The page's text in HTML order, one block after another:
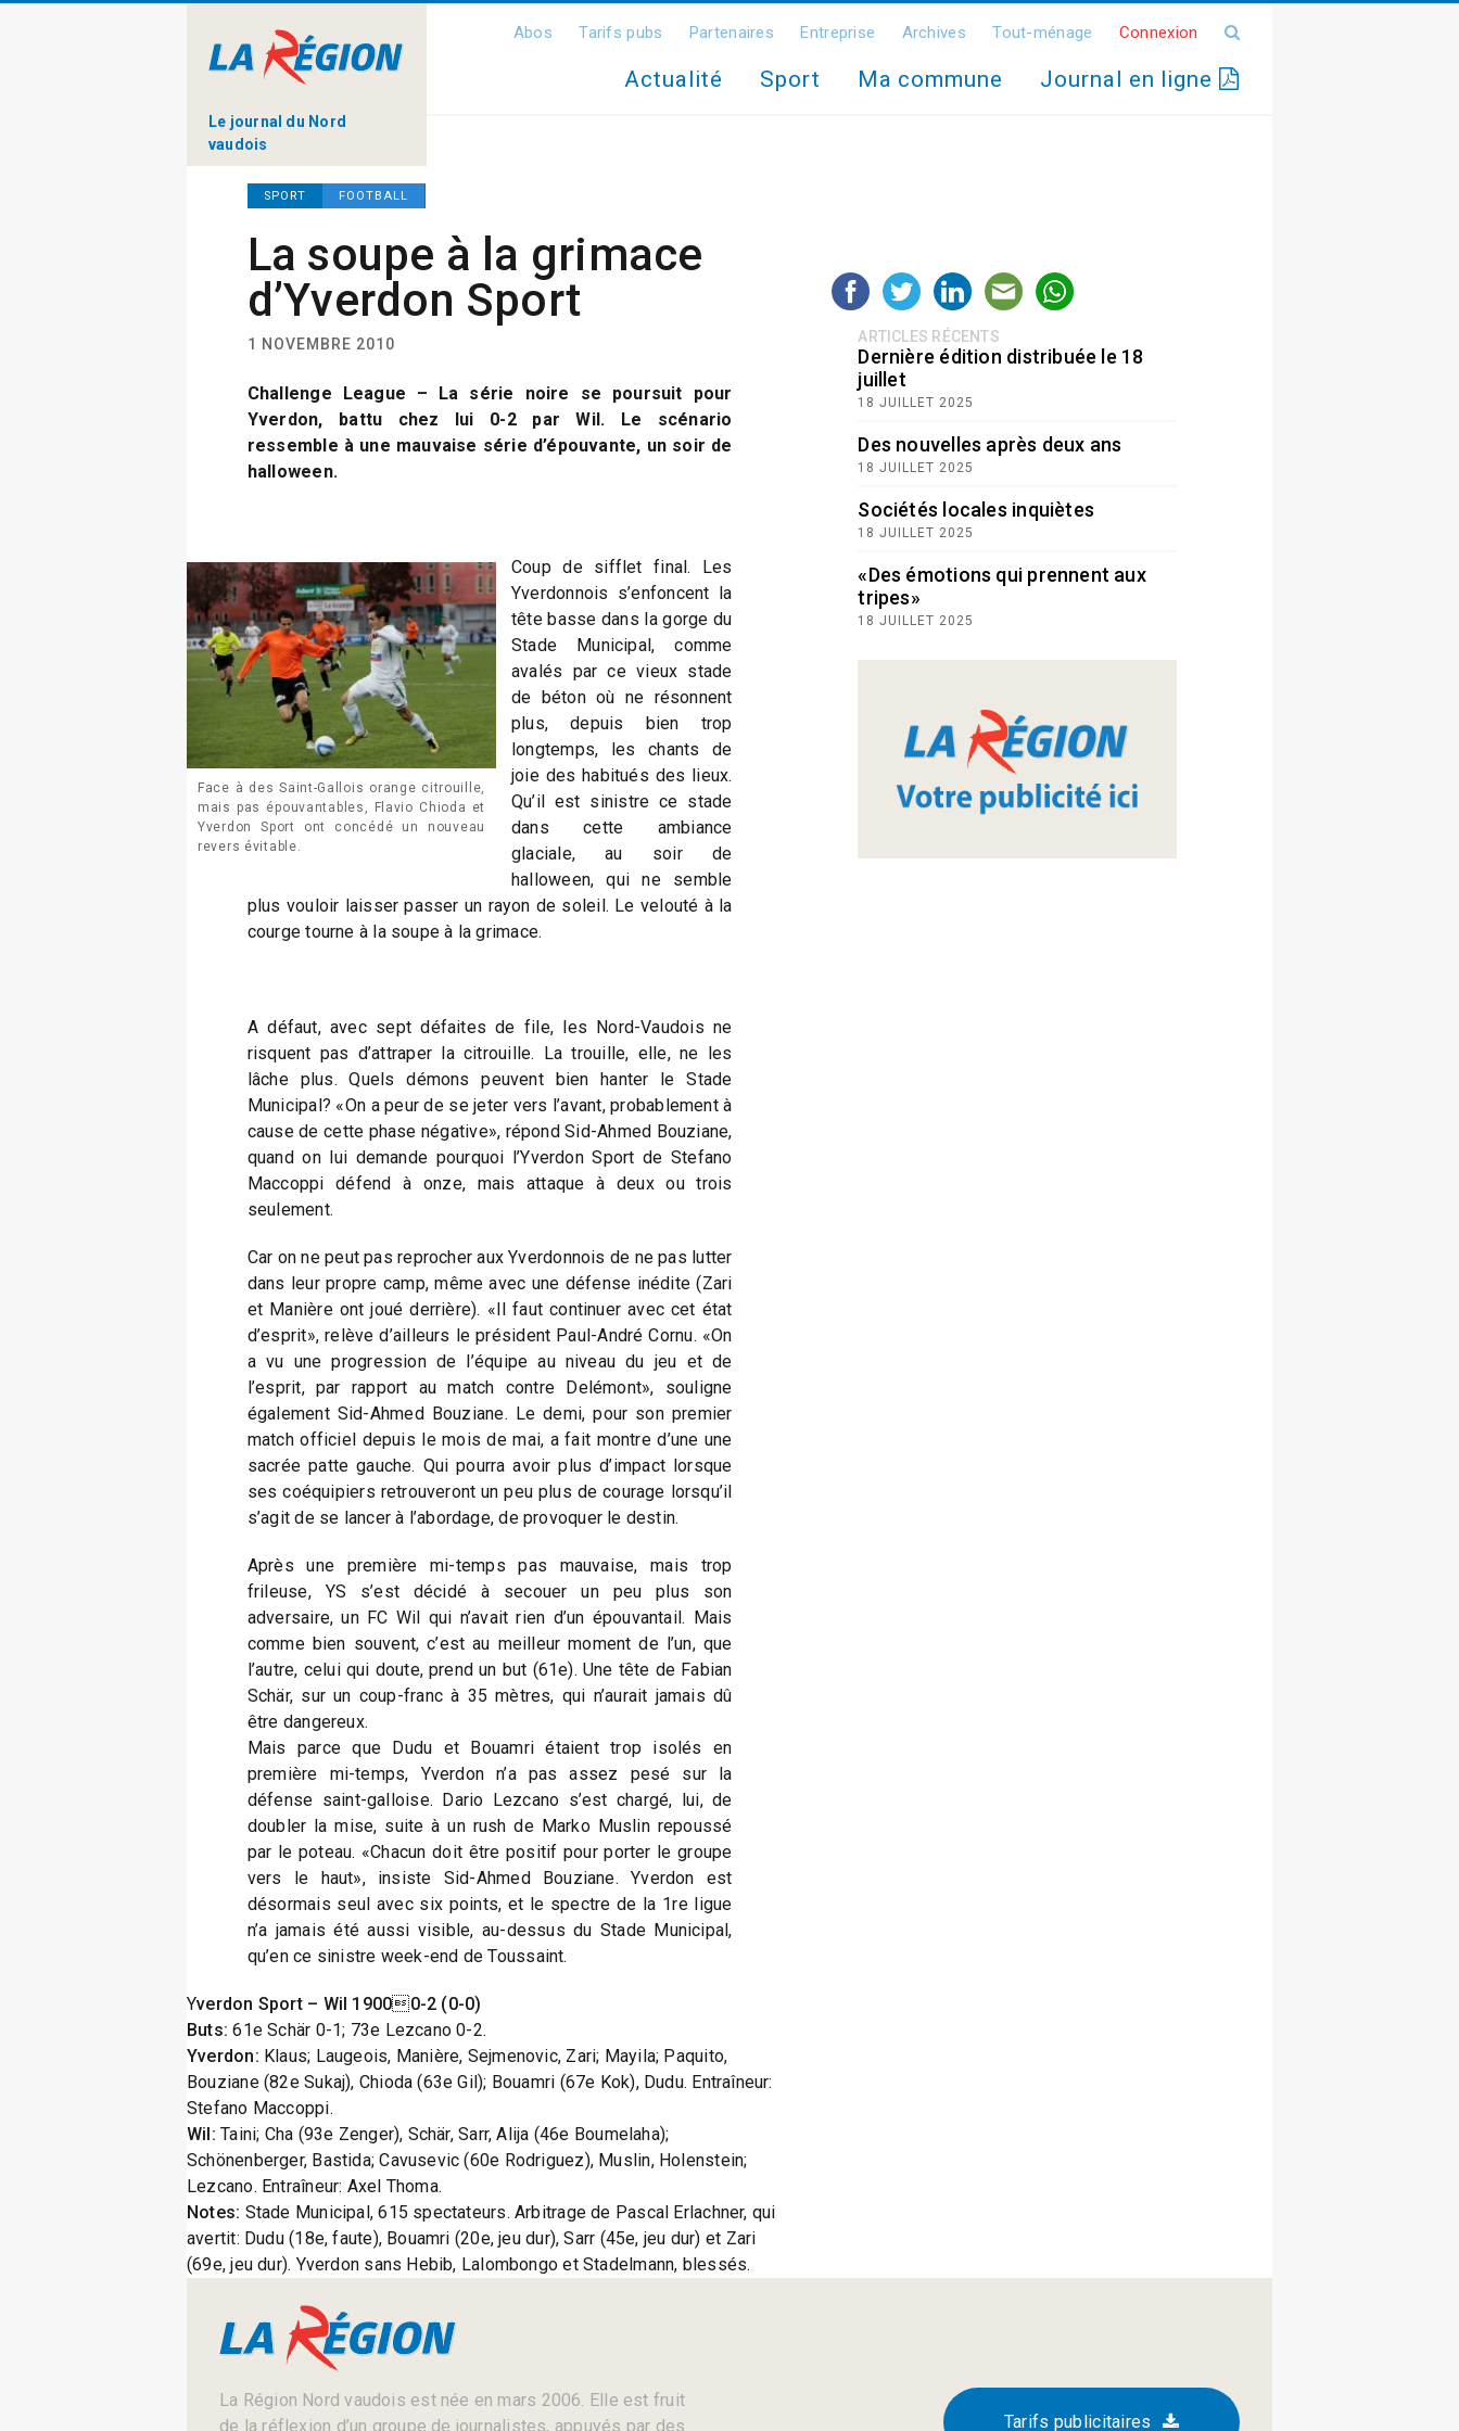
Le journal du Nord
vaudois
Abos Tarifs pubs Partenaires Entreprise Archives Tout-ménage Connexion
Actualité Sport Ma commune Journal en ligne
SPORT FOOTBALL
La soupe à la grimace
d’Yverdon Sport
1 NOVEMBRE 2010
Challenge League – La série noire se poursuit pour
Yverdon, battu chez lui 0-2 par Wil. Le scénario
ressemble à une mauvaise série d’épouvante, un soir de
halloween.
Face à des Saint-Gallois orange citrouille,
mais pas épouvantables, Flavio Chioda et
Yverdon Sport ont concédé un nouveau
revers évitable.
Coup de sifflet final. Les
Yverdonnois s’enfoncent la
tête basse dans la gorge du
Stade Municipal, comme
avalés par ce vieux stade
de béton où ne résonnent
plus, depuis bien trop
longtemps, les chants de
joie des habitués des lieux.
Qu’il est sinistre ce stade
dans cette ambiance
glaciale, au soir de
halloween, qui ne semble
plus vouloir laisser passer un rayon de soleil. Le velouté à la
courge tourne à la soupe à la grimace.
A défaut, avec sept défaites de file, les Nord-Vaudois ne
risquent pas d’attraper la citrouille. La trouille, elle, ne les
lâche plus. Quels démons peuvent bien hanter le Stade
Municipal? «On a peur de se jeter vers l’avant, probablement à
cause de cette phase négative», répond Sid-Ahmed Bouziane,
quand on lui demande pourquoi l’Yverdon Sport de Stefano
Maccoppi défend à onze, mais attaque à deux ou trois
seulement.
Car on ne peut pas reprocher aux Yverdonnois de ne pas lutter
dans leur propre camp, même avec une défense inédite (Zari
et Manière ont joué derrière). «Il faut continuer avec cet état
d’esprit», relève d’ailleurs le président Paul-André Cornu. «On
a vu une progression de l’équipe au niveau du jeu et de
l’esprit, par rapport au match contre Delémont», souligne
également Sid-Ahmed Bouziane. Le demi, pour son premier
match officiel depuis le mois de mai, a fait montre d’une une
sacrée patte gauche. Qui pourra avoir plus d’impact lorsque
ses coéquipiers retrouveront un peu plus de courage lorsqu’il
s’agit de se lancer à l’abordage, de provoquer le destin.
Après une première mi-temps pas mauvaise, mais trop
frileuse, YS s’est décidé à secouer un peu plus son
adversaire, un FC Wil qui n’avait rien d’un épouvantail. Mais
comme bien souvent, c’est au meilleur moment de l’un, que
l’autre, celui qui doute, prend un but (61e). Une tête de Fabian
Schär, sur un coup-franc à 35 mètres, qui n’aurait jamais dû
être dangereux.
Mais parce que Dudu et Bouamri étaient trop isolés en
première mi-temps, Yverdon n’a pas assez pesé sur la
défense saint-galloise. Dario Lezcano s’est chargé, lui, de
doubler la mise, suite à un rush de Marko Muslin repoussé
par le poteau. «Chacun doit être positif pour porter le groupe
vers le haut», insiste Sid-Ahmed Bouziane. Yverdon est
désormais seul avec six points, et le spectre de la 1re ligue
n’a jamais été aussi visible, au-dessus du Stade Municipal,
qu’en ce sinistre week-end de Toussaint.
Yverdon Sport – Wil 19000-2 (0-0)
Buts: 61e Schär 0-1; 73e Lezcano 0-2.
Yverdon: Klaus; Laugeois, Manière, Sejmenovic, Zari; Mayila; Paquito,
Bouziane (82e Sukaj), Chioda (63e Gil); Bouamri (67e Kok), Dudu. Entraîneur:
Stefano Maccoppi.
Wil:Taini; Cha (93e Zenger), Schär, Sarr, Alija (46e Boumelaha);
Schönenberger, Bastida; Cavusevic (60e Rodriguez), Muslin, Holenstein;
Lezcano. Entraîneur: Axel Thoma.
Notes: Stade Municipal, 615 spectateurs. Arbitrage de Pascal Erlachner, qui
avertit: Dudu (18e, faute), Bouamri (20e, jeu dur), Sarr (45e, jeu dur) et Zari
(69e, jeu dur). Yverdon sans Hebib, Lalombongo et Stadelmann, blessés.
ARTICLES RÉCENTS
Dernière édition distribuée le 18
juillet
18 JUILLET 2025
Des nouvelles après deux ans
18 JUILLET 2025
Sociétés locales inquiètes
18 JUILLET 2025
«Des émotions qui prennent aux
tripes»
18 JUILLET 2025
La Région Nord vaudois est née en mars 2006. Elle est fruit
de la réflexion d’un groupe de journalistes, appuyés par des
Tarifs publicitaires